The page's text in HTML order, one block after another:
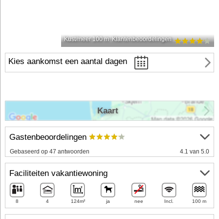
Kust/meer 100 m Klantenbeoordelingen
Kies aankomst een aantal dagen
Gastenbeoordelingen
Gebaseerd op 47 antwoorden 4.1 van 5.0
Faciliteiten vakantiewoning
8 4 124m² ja nee Incl. 100 m
Kaart